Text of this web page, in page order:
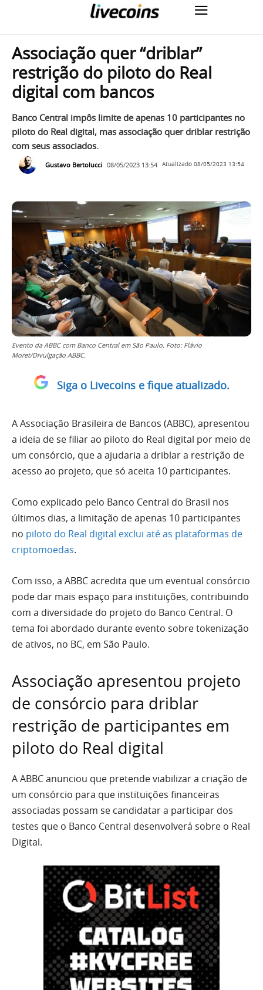
Associação quer “driblar”
restrição do piloto do Real
digital com bancos
Banco Central impôs limite de apenas 10 participantes no
piloto do Real digital, mas associação quer driblar restrição
com seus associados.
Gustavo Bertolucci 08/05/2023 13:54 Atualizado 08/05/2023 13:54
Evento da ABBC com Banco Central em São Paulo. Foto: Flávio
Moret/Divulgação ABBC.
Siga o Livecoins e fique atualizado.
A Associação Brasileira de Bancos (ABBC), apresentou
a ideia de se filiar ao piloto do Real digital por meio de
um consórcio, que a ajudaria a driblar a restrição de
acesso ao projeto, que só aceita 10 participantes.
Como explicado pelo Banco Central do Brasil nos
últimos dias, a limitação de apenas 10 participantes
no piloto do Real digital exclui até as plataformas de
criptomoedas.
Com isso, a ABBC acredita que um eventual consórcio
pode dar mais espaço para instituições, contribuindo
com a diversidade do projeto do Banco Central. O
tema foi abordado durante evento sobre tokenização
de ativos, no BC, em São Paulo.
Associação apresentou projeto
de consórcio para driblar
restrição de participantes em
piloto do Real digital
A ABBC anunciou que pretende viabilizar a criação de
um consórcio para que instituições financeiras
associadas possam se candidatar a participar dos
testes que o Banco Central desenvolverá sobre o Real
Digital.